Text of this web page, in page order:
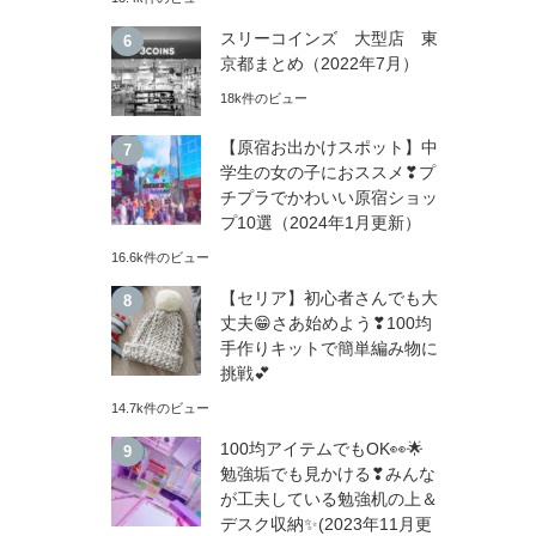
スリーコインズ 大型店 東
京都まとめ（2022年7月）
18k件のビュー
【原宿お出かけスポット】中
学生の女の子におススメ❣プ
チプラでかわいい原宿ショッ
プ10選（2024年1月更新）
16.6k件のビュー
【セリア】初心者さんでも大
丈夫😁さあ始めよう❣100均
手作りキットで簡単編み物に
挑戦💕
14.7k件のビュー
100均アイテムでもOK👀🌟
勉強垢でも見かける❣みんな
が工夫している勉強机の上＆
デスク収納✨(2023年11月更